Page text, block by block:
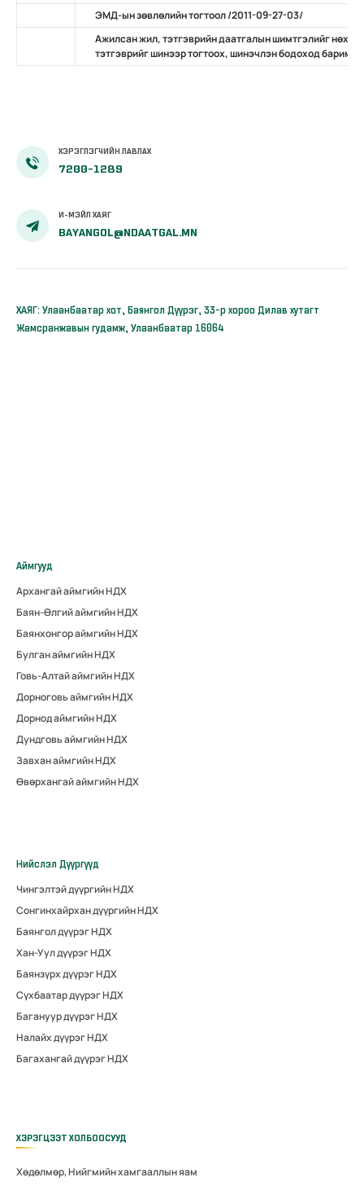
ЭМД-ын зөвлөлийн тогтоол /2011-09-27-03/
Ажилсан жил, тэтгэврийн даатгалын шимтгэлийг нөхөн
тэтгэврийг шинээр тогтоох, шинэчлэн бодоход
ХЭРЭГЛЭГЧИЙН ЛАВЛАХ
7200-1289
И-МЭЙЛ ХАЯГ
BAYANGOL@NDAATGAL.MN
ХАЯГ: Улаанбаатар хот, Баянгол Дүүрэг, 33-р хороо Дилав хутагт
Жамсранжавын гудамж, Улаанбаатар 16064
Аймгууд
Архангай аймгийн НДХ
Баян-Өлгий аймгийн НДХ
Баянхонгор аймгийн НДХ
Булган аймгийн НДХ
Говь-Алтай аймгийн НДХ
Дорноговь аймгийн НДХ
Дорнод аймгийн НДХ
Дундговь аймгийн НДХ
Завхан аймгийн НДХ
Өвөрхангай аймгийн НДХ
Нийслэл Дүүргүүд
Чингэлтэй дүүргийн НДХ
Сонгинхайрхан дүүргийн НДХ
Баянгол дүүрэг НДХ
Хан-Уул дүүрэг НДХ
Баянзүрх дүүрэг НДХ
Сүхбаатар дүүрэг НДХ
Багануур дүүрэг НДХ
Налайх дүүрэг НДХ
Багахангай дүүрэг НДХ
ХЭРЭГЦЭЭТ ХОЛБООСУУД
Хөдөлмөр, Нийгмийн хамгааллын яам